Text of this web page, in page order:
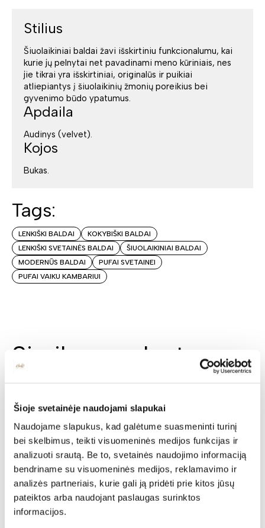
Šioje svetainėje naudojami slapukai
Naudojame slapukus, kad galėtume suasmeninti turinį
bei skelbimus, teikti visuomeninės medijos funkcijas ir
analizuoti srautą. Be to, svetainės naudojimo informaciją
bendriname su visuomeninės medijos, reklamavimo ir
analizės partneriais, kurie gali ją pridėti prie kitos jūsų
pateiktos arba naudojant paslaugas surinktos
informacijos.
Stilius
Šiuolaikiniai baldai žavi išskirtiniu funkcionalumu, kai
kurie jų pelnytai net pavadinami meno kūriniais, nes
jie tikrai yra išskirtiniai, originalūs ir puikiai
atliepiantys į šiuolaikinių žmonių poreikius bei
gyvenimo būdo ypatumus.
Apdaila
Audinys (velvet).
Kojos
Bukas.
Tags:
LENKIŠKI BALDAI
KOKYBIŠKI BALDAI
LENKIŠKI SVETAINĖS BALDAI
ŠIUOLAIKINIAI BALDAI
MODERNŪS BALDAI
PUFAI SVETAINEI
PUFAI VAIKU KAMBARIUI
Similar products
Pufas SAMSO TB
Ilgis: 57 cm, Plotis: 57 cm,
Aukštis: 47 cm
Yra kelių spalvų
Pufas LORIEN TB